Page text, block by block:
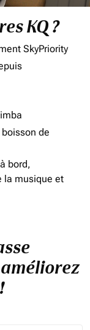
KQ ?
SkyPriority
de
bord,
la musique et